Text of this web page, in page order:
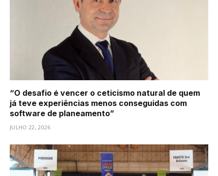
“O desafio é vencer o ceticismo natural de quem
já teve experiências menos conseguidas com
software de planeamento”
JULHO 22, 2026